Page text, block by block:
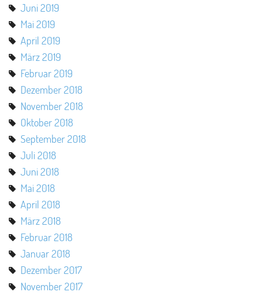
Juni 2019
Mai 2019
April 2019
März 2019
Februar 2019
Dezember 2018
November 2018
Oktober 2018
September 2018
Juli 2018
Juni 2018
Mai 2018
April 2018
März 2018
Februar 2018
Januar 2018
Dezember 2017
November 2017